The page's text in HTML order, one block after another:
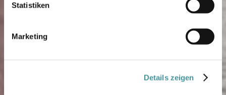
Statistiken
Marketing
Details zeigen